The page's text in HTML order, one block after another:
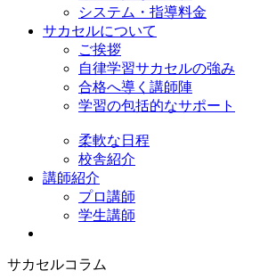
システム・指導料金
サカセルについて
ご挨拶
自律学習サカセルの強み
合格へ導く講師陣
学習の包括的なサポート
柔軟な日程
校舎紹介
講師紹介
プロ講師
学生講師
サカセルコラム